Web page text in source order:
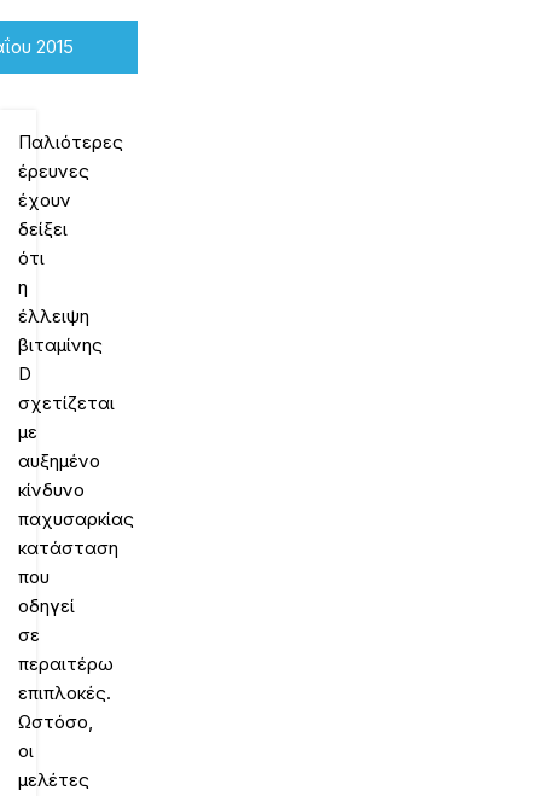
2015
Παλιότερες
έρευνες
έχουν
δείξει
ότι
η
έλλειψη
βιταμίνης
D
σχετίζεται
με
αυξημένο
κίνδυνο
παχυσαρκίας
κατάσταση
που
οδηγεί
σε
περαιτέρω
επιπλοκές.
Ωστόσο,
οι
μελέτες